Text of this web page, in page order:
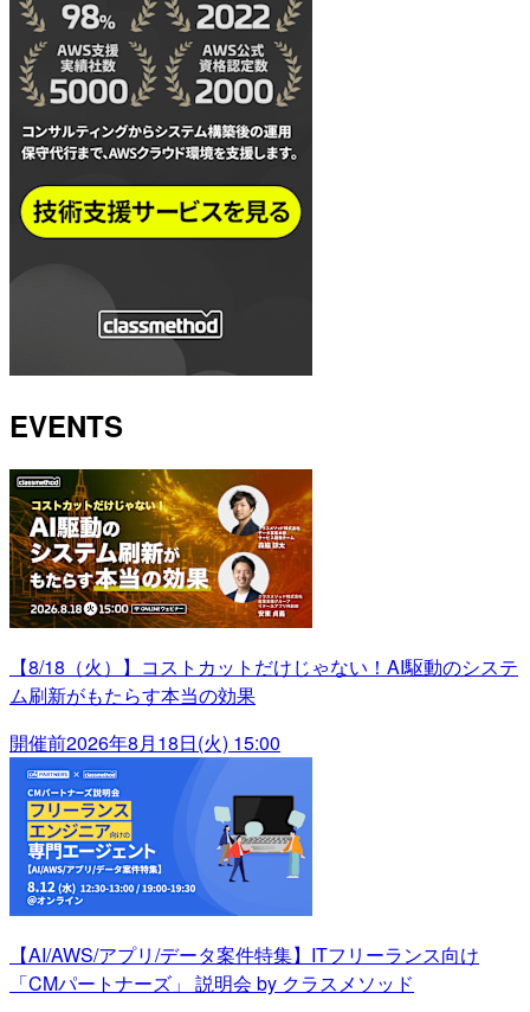
EVENTS
【8/18（火）】コストカットだけじゃない！AI駆動のシステ
ム刷新がもたらす本当の効果
開催前2026年8月18日(火) 15:00
【AI/AWS/アプリ/データ案件特集】ITフリーランス向け
「CMパートナーズ」 説明会 by クラスメソッド